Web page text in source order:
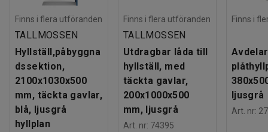
Antal hyllplan: 5
Maxbelastning hyllplan (jämnt fördelat): 150 kg
Gavel Täckt gavel
Rek. antal personer för hantering: 2
Estimerad hanteringstid/person: 30 Min
Vikt : 36,1 kg
Montering: Levereras omonterad
Finns i flera utföranden
TALLMOSSEN
Hyllställ,påbyggna
dssektion,
2100x1030x500
mm, täckta gavlar,
blå, ljusgrå
hyllplan
Finns i flera utföranden
TALLMOSSEN
Utdragbar låda till
hyllställ, med
täckta gavlar,
200x1000x500
mm, ljusgrå
Art. nr: 74395
Finns i
ljusgrå
Art. nr: